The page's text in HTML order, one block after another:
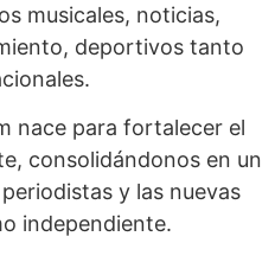
musicales, noticias,
deportivos tanto
nace para fortalecer el
consolidándonos en un
y las nuevas
independiente.